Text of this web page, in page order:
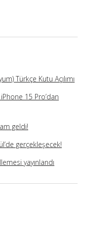
Türkçe Kutu Açılımı
15 Pro’dan
geldi!
gerçekleşecek!
yayınlandı